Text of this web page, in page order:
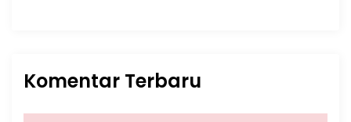
Komentar Terbaru